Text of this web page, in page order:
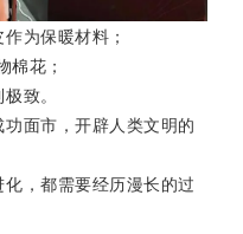
为保暖材料；
棉花；
致。
面市，开辟人类文明的
，都需要经历漫长的过